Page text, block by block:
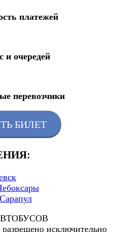
платежей
и очередей
перевозчики
БИЛЕТ
исключительно